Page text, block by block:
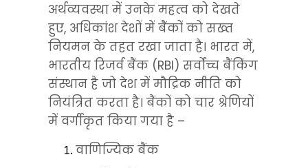
अर्थव्यवस्था में उनके महत्व को देखते
हुए, अधिकांश देशों में बैंकों को सख्त
नियमन के तहत रखा जाता है। भारत में,
भारतीय रिजर्व बैंक (RBI) सर्वोच्च बैंकिंग
संस्थान है जो देश में मौद्रिक नीति को
नियंत्रित करता है। बैंकों को चार श्रेणियों
में वर्गीकृत किया गया है –
वाणिज्यिक बैंक